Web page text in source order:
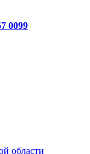
0099
области